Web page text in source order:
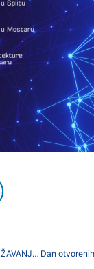
OBAVIJEST O ODRŽAVANJU ONLINE PREDAVNJA IZ EKONOMIKE OKOLIŠA